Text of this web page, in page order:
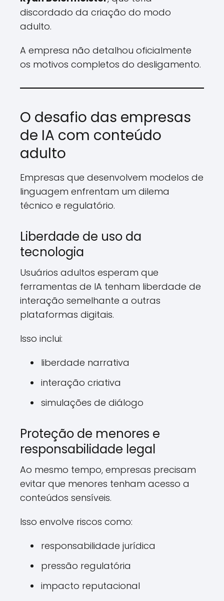
discordado da criação do modo
adulto.
A empresa não detalhou oficialmente
os motivos completos do desligamento.
O desafio das empresas
de IA com conteúdo
adulto
Empresas que desenvolvem modelos de
linguagem enfrentam um dilema
técnico e regulatório.
Liberdade de uso da
tecnologia
Usuários adultos esperam que
ferramentas de IA tenham liberdade de
interação semelhante a outras
plataformas digitais.
Isso inclui:
liberdade narrativa
interação criativa
simulações de diálogo
Proteção de menores e
responsabilidade legal
Ao mesmo tempo, empresas precisam
evitar que menores tenham acesso a
conteúdos sensíveis.
Isso envolve riscos como:
responsabilidade jurídica
pressão regulatória
impacto reputacional